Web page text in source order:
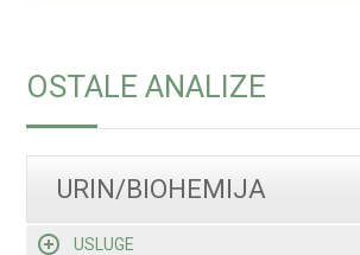
OSTALE ANALIZE
URIN/BIOHEMIJA
USLUGE